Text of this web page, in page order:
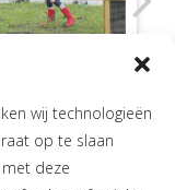
wij technologieën
op te slaan
deze